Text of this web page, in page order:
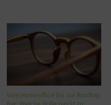
Vom Homeoffice bis zur Rooftop